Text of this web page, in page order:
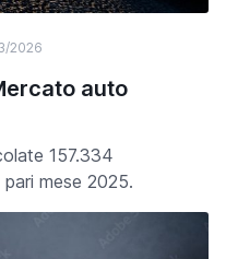
2026
auto
157.334
mese 2025.